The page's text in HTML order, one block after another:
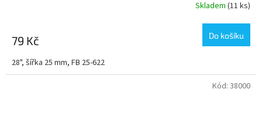
Skladem (11 ks)
79 Kč Do košíku
28", šířka 25 mm, FB 25-622
Kód: 38000